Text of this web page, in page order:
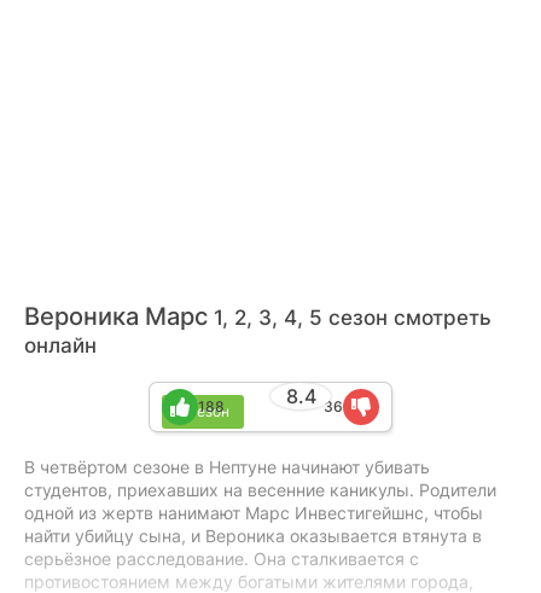
Вероника Марс 1, 2, 3, 4, 5 сезон смотреть
онлайн
5 сезон
8.4
188 36
В четвёртом сезоне в Нептуне начинают убивать
студентов, приехавших на весенние каникулы. Родители
одной из жертв нанимают Марс Инвестигейшнс, чтобы
найти убийцу сына, и Вероника оказывается втянута в
серьёзное расследование. Она сталкивается с
противостоянием между богатыми жителями города,